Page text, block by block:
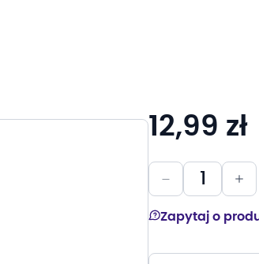
12,99 zł
Zapytaj o